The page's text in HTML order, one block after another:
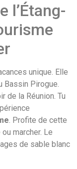
l’Étang-
unique. Elle
Bassin Pirogue.
de la Réunion. Tu
. Profite de cette
marcher. Le
de sable blanc